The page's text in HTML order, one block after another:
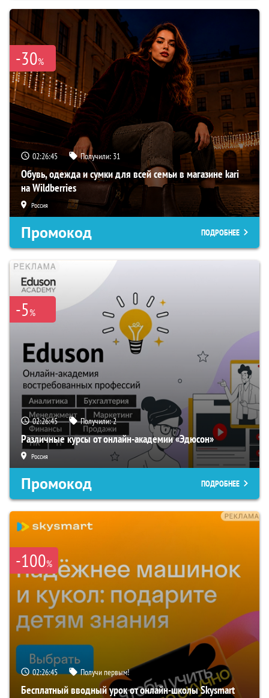
-30%
02:26:44 Получили: 31
Обувь, одежда и сумки для всей семьи в магазине kari
на Wildberries
Россия
Промокод ПОДРОБНЕЕ
-5%
02:26:44 Получили:2
Различные курсы от онлайн-академии «Эдюсон»
Россия
Промокод ПОДРОБНЕЕ
-100%
02:26:44 Получи первым!
Бесплатный вводный урок от онлайн-школы Skysmart